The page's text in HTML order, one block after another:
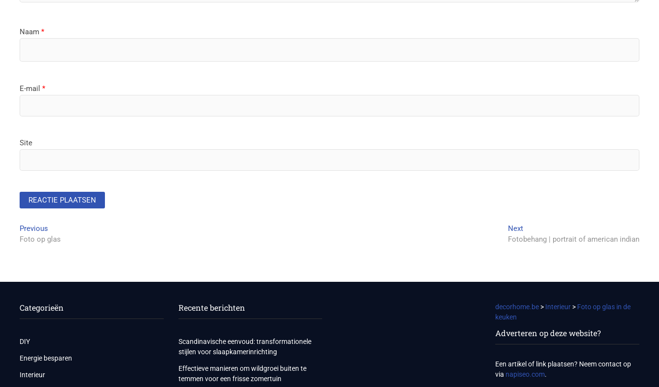
Naam*
E-mail*
Site
Berichtnavigatie
Previous
post:
Foto op glas
NextNext
post:
Fotobehang | portrait of american indian
Categorieën
DIY
Energie besparen
Interieur
Recente berichten
Scandinavische eenvoud: transformationele
stijlen voor slaapkamerinrichting
Effectieve manieren om wildgroei buiten te
temmen voor een frisse zomertuin
decorhome.be > Interieur > Foto op glas in de
keuken
Adverteren op deze website?
Een artikel of link plaatsen? Neem contact op
via napiseo.com.